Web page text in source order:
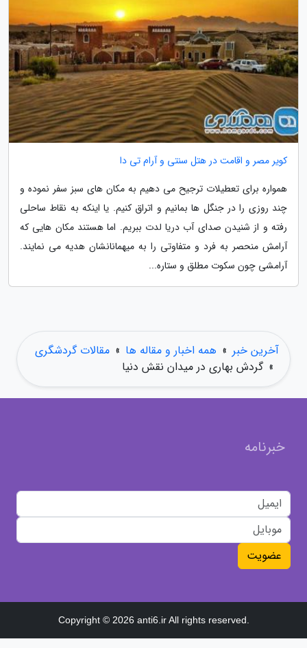
کویر مصر و اقامت در هتل سنتی و آرام تی دا
همواره برای تعطیلات ترجیح می دهیم به مکان های سبز سفر نموده و
چند روزی را در جنگل ها بمانیم و اتراق کنیم. یا اینکه به نقاط ساحلی
رفته و از شنیدن صدای آب دریا لدت ببریم. اما هستند مکان هایی که
آرامش منحصر به فرد و متفاوتی را به میهمانانشان هدیه می نمایند.
آرامشی چون سکوت مطلق و ستاره...
آخرین خبر » همه اخبار و مقاله ها » مقالات گردشگری
» گردش بهاری در میدان نقش دنیا
خبرنامه
عضویت
Copyright © 2026 anti6.ir All rights reserved.